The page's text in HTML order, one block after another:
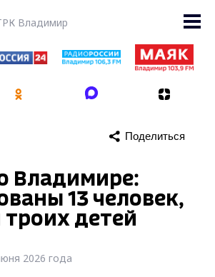
Владимир
Поделиться
Владимире:
13 человек,
детей
2026 года